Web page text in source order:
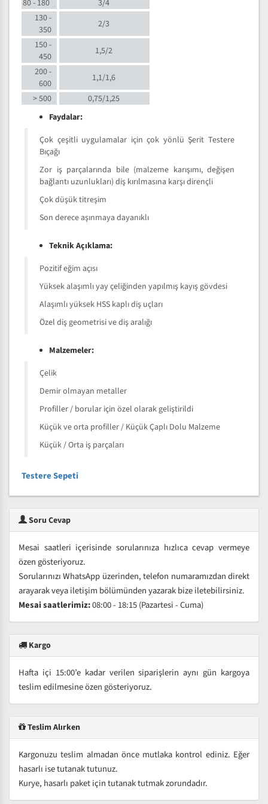
80 - 180
3/4
130 -
350
2/3
150 -
450
1,5/2
200 -
600
1,1/1,6
> 500
0,75/1,25
Faydalar:
Çok çeşitli uygulamalar için çok yönlü Şerit Testere
Bıçağı
Zor iş parçalarında bile (malzeme karışımı, değişen
bağlantı uzunlukları) diş kırılmasına karşı dirençli
Çok düşük titreşim
Son derece aşınmaya dayanıklı
Teknik Açıklama:
Pozitif eğim açısı
Yüksek alaşımlı yay çeliğinden yapılmış kayış gövdesi
Alaşımlı yüksek HSS kaplı diş uçları
Özel diş geometrisi ve diş aralığı
Malzemeler:
Çelik
Demir olmayan metaller
Profiller / borular için özel olarak geliştirildi
Küçük ve orta profiller / Küçük Çaplı Dolu Malzeme
Küçük / Orta iş parçaları
Testere Sepeti
Soru Cevap
Mesai saatleri içerisinde sorularınıza hızlıca cevap vermeye
özen gösteriyoruz.
Sorularınızı WhatsApp üzerinden, telefon numaramızdan direkt
arayarak veya iletişim bölümünden yazarak bize iletebilirsiniz.
Mesai saatlerimiz:08:00 - 18:15 (Pazartesi - Cuma)
Kargo
Hafta içi 15:00’e kadar verilen siparişlerin aynı gün kargoya
teslim edilmesine özen gösteriyoruz.
Teslim Alırken
Kargonuzu teslim almadan önce mutlaka kontrol ediniz. Eğer
hasarlı ise tutanak tutunuz.
Kurye, hasarlı paket için tutanak tutmak zorundadır.